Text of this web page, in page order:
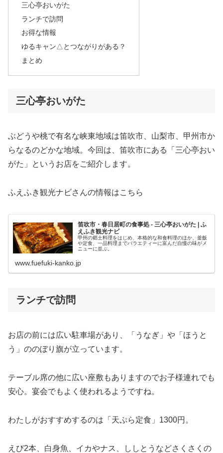
三心亭おいがた
ランチで訪問
お得な情報
ゆるキャン△とつながりがある？
まとめ
三心亭おいがた
ぶどうや桃で有名な峡東地域は笛吹市、山梨市、甲州市か
らなるのどかな地域。今回は、笛吹市にある「三心亭おい
がた」というお店をご紹介します。
ふえふき観光ナビさんの情報はこちら
笛吹市・春日居町の食事処 - 三心亭おいがた | ふ
えふき観光ナビ
甲州の郷土料理をはじめ、本格的な和食料理のほか、釜飯
や定食、一品料理までバラエティーに富んだ自慢の味がメ
ニューに並ぶ。
www.fuefuki-kanko.jp
ランチで訪問
お店の前には広い駐車場があり、「うなぎ」や「ほうと
う」ののぼり旗が立っています。
テーブル席の他に広い座敷もありますのでお子様連れでも
安心。宴会でもよく使われるようですね。
わたしがおすすめするのは「天ぷら定食」1300円。
えび2本、白身魚、イカやナス、ししとうなどさくさくの